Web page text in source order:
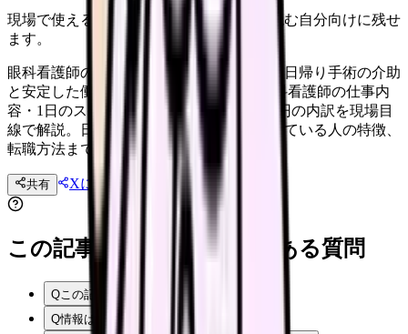
現場で使えるポイントを、同僚やあとで読む自分向けに残せ
ます。
眼科看護師の仕事内容・年収を徹底解説｜日帰り手術の介助
と安定した働き方の魅力【2026年版】 眼科看護師の仕事内
容・1日のスケジュール・年収420〜480万円の内訳を現場目
線で解説。日帰り白内障手術の介助や向いている人の特徴、
転職方法まで網羅した完全ガイドです。
共有 Xに投稿 投稿文コピー
この記事を読む前後によくある質問
Qこの記事では何を確認できますか？
Q情報はいつ時点のものですか？